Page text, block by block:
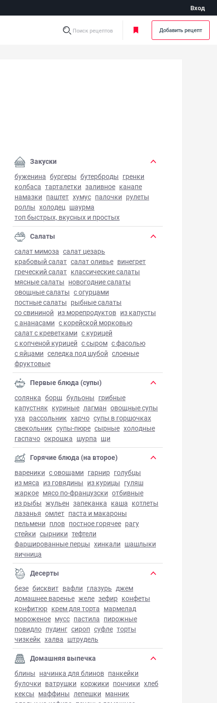
Вход
Поиск рецептов Добавить рецепт
чизкейк - фото готового блюда
Закуски
буженина бургеры бутерброды гренки
колбаса тарталетки заливное канапе
намазки паштет хумус палочки рулеты
роллы холодец шаурма
топ быстрых, вкусных и простых
Салаты
салат мимоза салат цезарь
крабовый салат салат оливье винегрет
греческий салат классические салаты
мясные салаты новогодние салаты
овощные салаты с огурцами
постные салаты рыбные салаты
со свининой из морепродуктов из капусты
с ананасами с корейской морковью
салат с креветками с курицей
с копченой курицей с сыром с фасолью
с яйцами селедка под шубой слоеные
фруктовые
Первые блюда (супы)
солянка борщ бульоны грибные
капустняк куриные лагман овощные супы
уха рассольник харчо супы в горшочках
свекольник супы-пюре сырные холодные
гаспачо окрошка шурпа щи
Горячие блюда (на второе)
вареники с овощами гарнир голубцы
из мяса из говядины из курицы гуляш
жаркое мясо по-французски отбивные
из рыбы жульен запеканка каша котлеты
лазанья омлет паста и макароны
пельмени плов постное горячее рагу
стейки сырники тефтели
фаршированные перцы хинкали шашлыки
яичница
Десерты
безе бисквит вафли глазурь джем
домашнее варенье желе зефир конфеты
конфитюр крем для торта мармелад
мороженое мусс пастила пирожные
повидло пудинг сироп суфле торты
чизкейк халва штрудель
Домашняя выпечка
блины начинка для блинов панкейки
булочки ватрушки коржики пончики хлеб
кексы маффины лепешки манник